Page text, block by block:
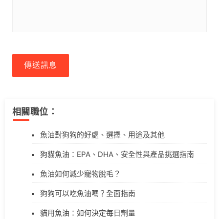
傳送訊息
相關職位：
魚油對狗狗的好處、選擇、用途及其他
狗貓魚油：EPA、DHA、安全性與產品挑選指南
魚油如何減少寵物脫毛？
狗狗可以吃魚油嗎？全面指南
貓用魚油：如何決定每日劑量